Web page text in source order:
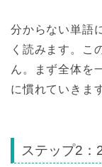
分からない単語
く読みます。こ
ん。まず全体を
に慣れていきま
ステップ2：